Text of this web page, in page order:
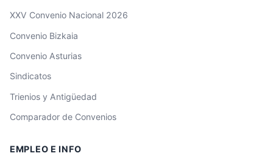
XXV Convenio Nacional 2026
Convenio Bizkaia
Convenio Asturias
Sindicatos
Trienios y Antigüedad
Comparador de Convenios
EMPLEO E INFO